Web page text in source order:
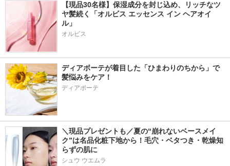
【現品30名様】保湿成分を封じ込め、リッチなツ
ヤ髪続く「オルビス エッセンス イン ヘアオイ
ル」
オルビス
ディアボーテが着目した「ひまわりのちから」で
髪悩みをケア！
ディアボーテ
＼現品プレゼントも／夏の“崩れないベースメイ
ク”は名品化粧下地から！毛穴・ベタつき・乾燥知
らずの肌に
シュウ ウエムラ